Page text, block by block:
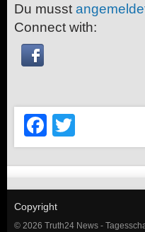
Du musst
Connect with:
Facebook
Copyright
© 2026 Truth24 News -